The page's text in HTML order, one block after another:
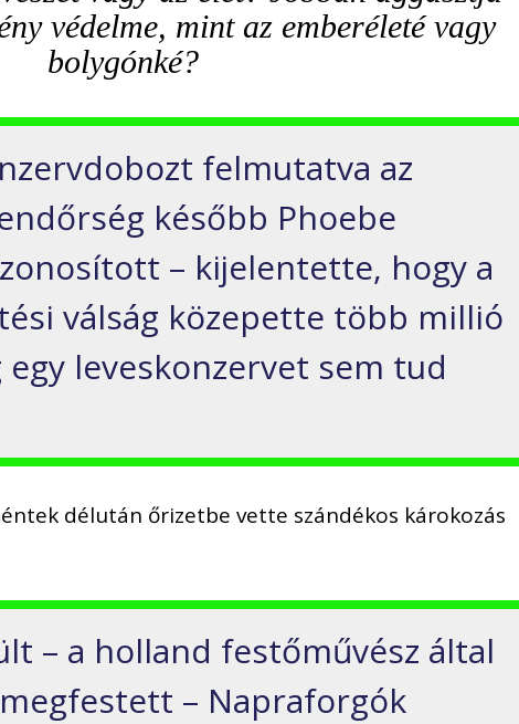
védelme, mint az emberéleté vagy
bolygónké?
felmutatva az
később Phoebe
– kijelentette, hogy a
válság közepette több millió
egy leveskonzervet sem tud
délután őrizetbe vette szándékos károkozás
– a holland festőművész által
– Napraforgók